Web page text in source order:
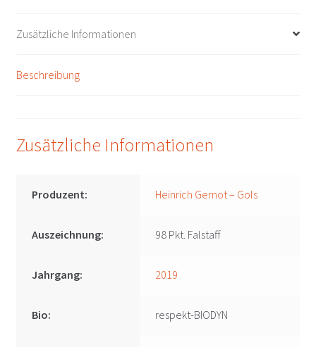
Menge
Zusätzliche Informationen
Beschreibung
Zusätzliche Informationen
Produzent: Heinrich Gernot – Gols
Auszeichnung: 98 Pkt. Falstaff
Jahrgang: 2019
Bio: respekt-BIODYN